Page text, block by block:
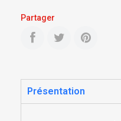
Partager
Présentation